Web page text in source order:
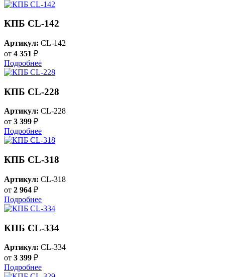
КПБ CL-142
Артикул: CL-142
от 4 351 ₽
Подробнее
КПБ CL-228
Артикул: CL-228
от 3 399 ₽
Подробнее
КПБ CL-318
Артикул: CL-318
от 2 964 ₽
Подробнее
КПБ CL-334
Артикул: CL-334
от 3 399 ₽
Подробнее